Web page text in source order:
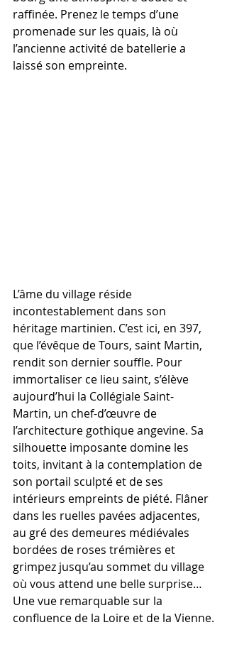
raffinée. Prenez le temps d’une
promenade sur les quais, là où
l’ancienne activité de batellerie a
laissé son empreinte.
L’âme du village réside
incontestablement dans son
héritage martinien. C’est ici, en 397,
que l’évêque de Tours, saint Martin,
rendit son dernier souffle. Pour
immortaliser ce lieu saint, s’élève
aujourd’hui la Collégiale Saint-
Martin, un chef-d’œuvre de
l’architecture gothique angevine. Sa
silhouette imposante domine les
toits, invitant à la contemplation de
son portail sculpté et de ses
intérieurs empreints de piété. Flâner
dans les ruelles pavées adjacentes,
au gré des demeures médiévales
bordées de roses trémières et
grimpez jusqu’au sommet du village
où vous attend une belle surprise…
Une vue remarquable sur la
confluence de la Loire et de la Vienne.